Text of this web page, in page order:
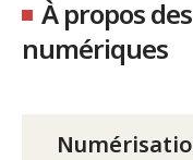
À propos
numériques